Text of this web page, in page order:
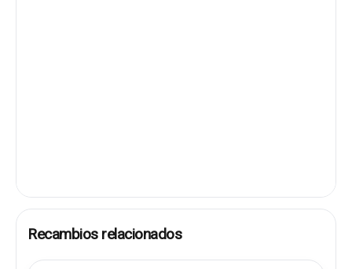
Recambios relacionados